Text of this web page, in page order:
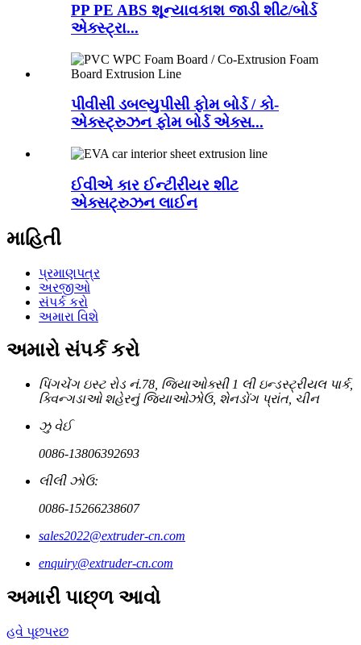
PP PE ABS શૂન્યાવકાશ જાડી શીટ/બોર્ડ
એક્સ્ટ્રા...
પીવીસી ડબલ્યુપીસી ફોમ બોર્ડ / કો-
એક્સ્ટ્રુઝન ફોમ બોર્ડ એક્સ...
ઈવીએ કાર ઈન્ટીરીયર શીટ
એક્સટ્રુઝન લાઈન
માહિતી
પ્રમાણપત્ર
અરજીઓ
સંપર્ક કરો
અમારા વિશે
અમારો સંપર્ક કરો
પિંગચેંગ ઇસ્ટ રોડ નં.78, જિયાઓક્સી 1 લી ઇન્ડસ્ટ્રીયલ પાર્ક,
ક્વિન્ગડાઓ શહેરનું જિયાઓઝોઉ, શેનડોંગ પ્રાંત, ચીન
ઝુ વેઈ
0086-13806392693
લીલી ઝોઉ:
0086-15266238607
sales2022@extruder-cn.com
enquiry@extruder-cn.com
અમારી પાછ્ળ આવો
હવે પૂછપરછ